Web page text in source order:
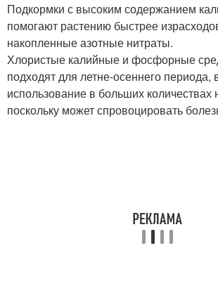
Подкормки с высоким содержанием
помогают растению быстрее
накопленные азотные нитраты.
Хлористые калийные и фосфорные
подходят для летне-осеннего периода,
использование в больших количествах
поскольку может спровоцировать